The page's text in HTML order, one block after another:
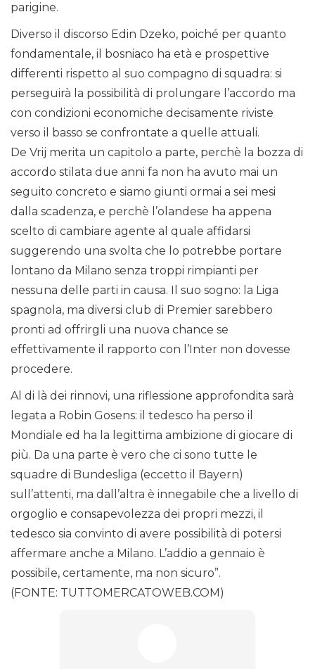
parigine.
Diverso il discorso Edin Dzeko, poiché per quanto
fondamentale, il bosniaco ha età e prospettive
differenti rispetto al suo compagno di squadra: si
perseguirà la possibilità di prolungare l’accordo ma
con condizioni economiche decisamente riviste
verso il basso se confrontate a quelle attuali.
De Vrij merita un capitolo a parte, perchè la bozza di
accordo stilata due anni fa non ha avuto mai un
seguito concreto e siamo giunti ormai a sei mesi
dalla scadenza, e perchè l’olandese ha appena
scelto di cambiare agente al quale affidarsi
suggerendo una svolta che lo potrebbe portare
lontano da Milano senza troppi rimpianti per
nessuna delle parti in causa. Il suo sogno: la Liga
spagnola, ma diversi club di Premier sarebbero
pronti ad offrirgli una nuova chance se
effettivamente il rapporto con l’Inter non dovesse
procedere.
Al di là dei rinnovi, una riflessione approfondita sarà
legata a Robin Gosens: il tedesco ha perso il
Mondiale ed ha la legittima ambizione di giocare di
più. Da una parte è vero che ci sono tutte le
squadre di Bundesliga (eccetto il Bayern)
sull’attenti, ma dall’altra è innegabile che a livello di
orgoglio e consapevolezza dei propri mezzi, il
tedesco sia convinto di avere possibilità di potersi
affermare anche a Milano. L’addio a gennaio è
possibile, certamente, ma non sicuro”.
(FONTE: TUTTOMERCATOWEB.COM)